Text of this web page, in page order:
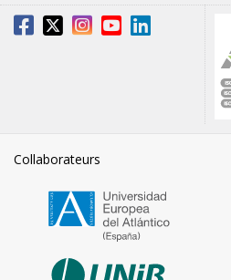
Collaborateurs